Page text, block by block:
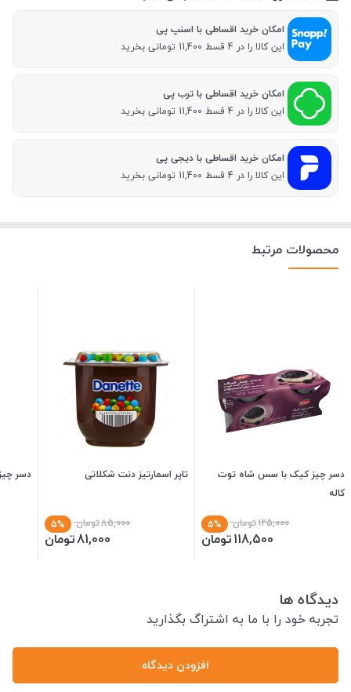
امکان خرید اقساطی با اسنپ پی
این کالا را در 4 قسط 11,400 تومانی بخرید
امکان خرید اقساطی با ترب پی
این کالا را در 4 قسط 11,400 تومانی بخرید
امکان خرید اقساطی با دیجی پی
این کالا را در 4 قسط 11,400 تومانی بخرید
محصولات مرتبط
دسر چیز کیک با سس شاه توت
کاله
125,000تومان 5%
118,500تومان
تاپر اسمارتیز دنت شکلاتی
85,000تومان 5%
81,000تومان
دسر
دیدگاه ها
تجربه خود را با ما به اشتراگ بگذارید
افزودن دیدگاه